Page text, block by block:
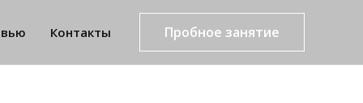
Контакты Пробное занятие